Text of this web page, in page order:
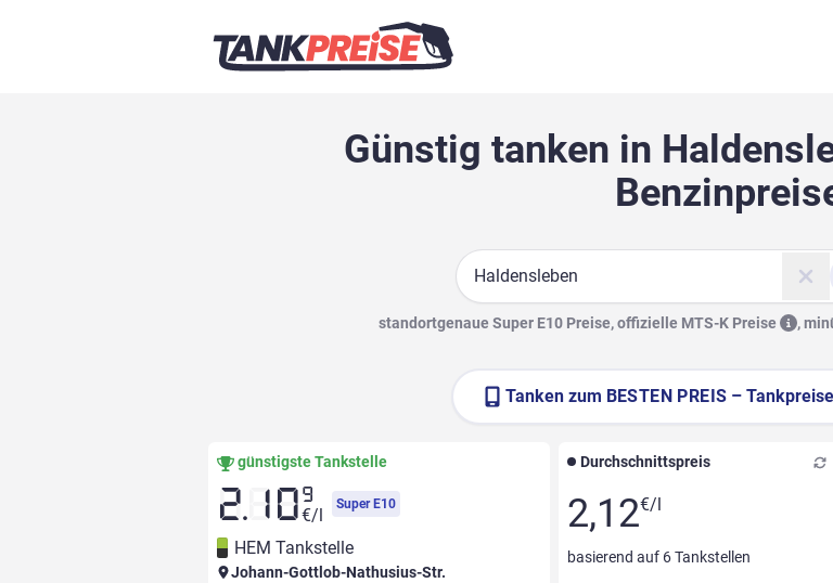
Günstig tanken in
Suche
standortgenaue Super E10 Preise, offizielle MTS-K Preise ,
Tanken zum BESTEN PREIS –
günstigste Tankstelle
2.10 9
€/l
Super E10
HEM Tankstelle
Johann-Gottlob-Nathusius-Str.
Durchschnittspreis
2,12€/l
basierend auf 6Tankstellen